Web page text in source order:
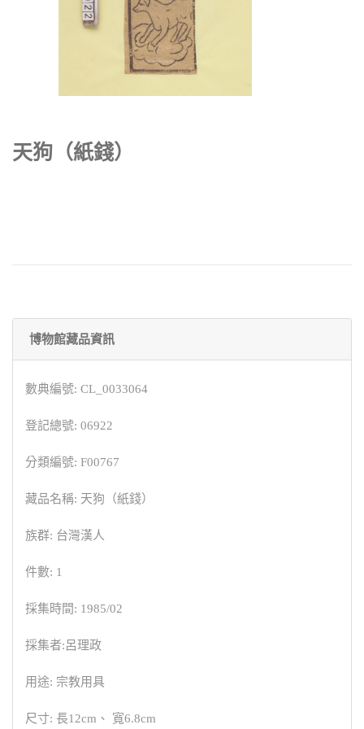
天狗（紙錢）
博物館藏品資訊
數典編號: CL_0033064
登記總號: 06922
分類編號: F00767
藏品名稱: 天狗（紙錢）
族群: 台灣漢人
件數: 1
採集時間: 1985/02
採集者:呂理政
用途: 宗教用具
尺寸: 長12cm、 寬6.8cm